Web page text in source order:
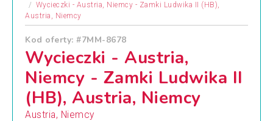
Wycieczki - Austria, Niemcy - Zamki Ludwika II (HB),
Austria, Niemcy
Kod oferty: #7MM-8678
Wycieczki - Austria,
Niemcy - Zamki Ludwika II
(HB), Austria, Niemcy
Austria, Niemcy